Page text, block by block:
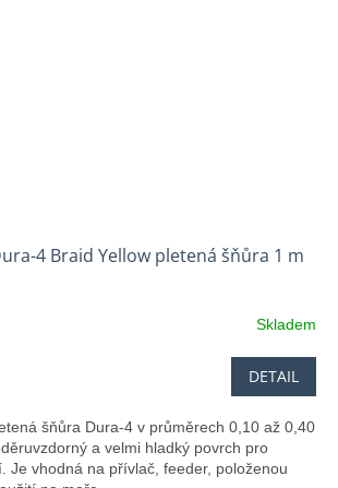
4 Braid Yellow pletená šňůra 1 m
Skladem
DETAIL
šňůra Dura-4 v průměrech 0,10 až 0,40
a velmi hladký povrch pro
Je vhodná na přívlač, feeder, položenou